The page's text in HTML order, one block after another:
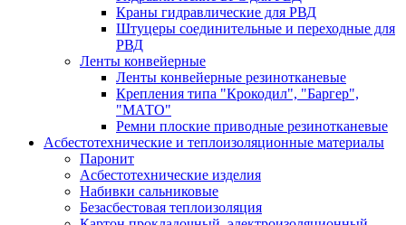
Краны гидравлические для РВД
Штуцеры соединительные и переходные для
РВД
Ленты конвейерные
Ленты конвейерные резинотканевые
Крепления типа "Крокодил", "Баргер",
"МАТО"
Ремни плоские приводные резинотканевые
Асбестотехнические и теплоизоляционные материалы
Паронит
Асбестотехнические изделия
Набивки сальниковые
Безасбестовая теплоизоляция